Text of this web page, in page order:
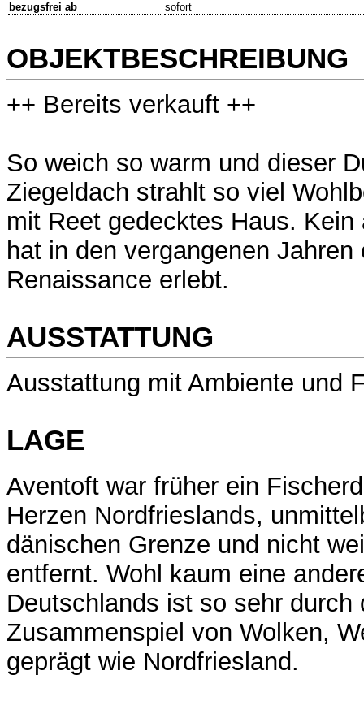
bezugsfrei ab
sofort
OBJEKTBESCHREIBUNG
++ Bereits verkauft ++
So weich so warm und dieser
Ziegeldach strahlt so viel
mit Reet gedecktes Haus. Kein
hat in den vergangenen
Renaissance erlebt.
AUSSTATTUNG
Ausstattung mit Ambiente und
LAGE
Aventoft war früher ein
Herzen Nordfrieslands,
dänischen Grenze und nicht
entfernt. Wohl kaum eine
Deutschlands ist so sehr durch
Zusammenspiel von Wolken,
geprägt wie Nordfriesland.